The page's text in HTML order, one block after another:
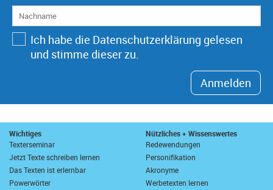
Ich habe die Datenschutzerklärung gelesen
und stimme dieser zu.
Anmelden
Wichtiges
Texterseminar
Jetzt Texte schreiben lernen
Das Texten ist erlernbar
Powerwörter
Nützliches + Wissenswertes
Redewendungen
Personifikation
Akronyme
Werbetexten lernen